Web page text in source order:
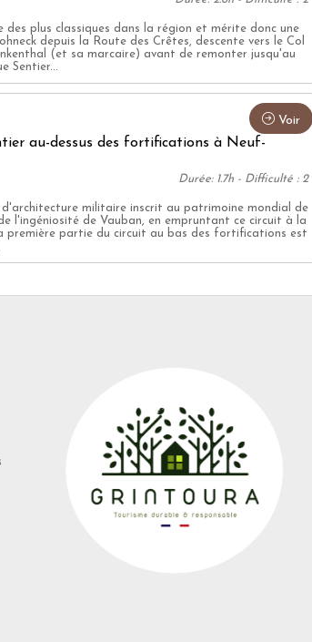
plus classiques dans la région et mérite donc une
depuis la Route des Crêtes, descente vers le Col
(et sa marcaire) avant de remonter jusqu'au
Sentier...
Voir
au-dessus des fortifications à Neuf-
Durée: 1.7h - Difficulté : 2
d'architecture militaire inscrit au patrimoine mondial de
l'ingéniosité de Vauban, en empruntant ce circuit à la
première partie du circuit au bas des fortifications est